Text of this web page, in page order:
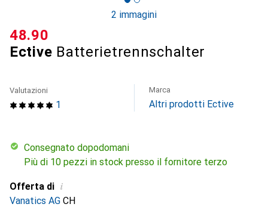
2 immagini
Ective Batterietrennschalter
CHF
48.90
1
Valutazioni Marca
Altri prodotti Ective
Consegnato dopodomani
Più di 10 pezzi in stock presso il fornitore terzo
Offerta di i
Vanatics AG CH